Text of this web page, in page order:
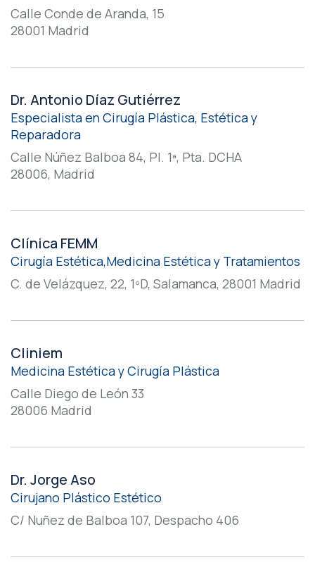
Calle Conde de Aranda, 15
28001 Madrid
Dr. Antonio Díaz Gutiérrez
Especialista en Cirugía Plástica, Estética y
Reparadora
Calle Núñez Balboa 84, Pl. 1ª, Pta. DCHA
28006, Madrid
Clínica FEMM
Cirugía Estética,Medicina Estética y Tratamientos
C. de Velázquez, 22, 1ºD, Salamanca, 28001 Madrid
Cliniem
Medicina Estética y Cirugía Plástica
Calle Diego de León 33
28006 Madrid
Dr. Jorge Aso
Cirujano Plástico Estético
C/ Nuñez de Balboa 107, Despacho 406